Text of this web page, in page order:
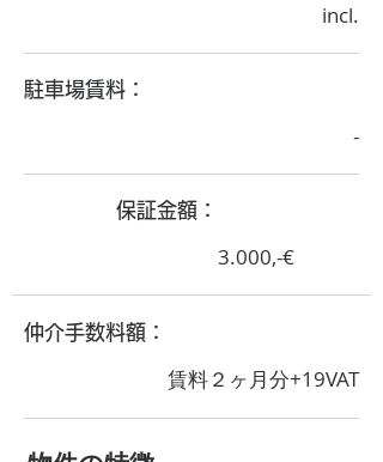
incl.
​駐車場賃料：
-
​保証金額：
3.000,-€
​仲介手数料額：
賃料２ヶ月分+19VAT